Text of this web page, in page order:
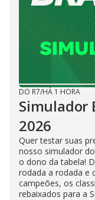
DO R7/HÁ 1 HORA
Simulador
2026
Quer testar suas
nosso simulador
o dono da tabela!
rodada a rodada e
campeões, os
rebaixados para a